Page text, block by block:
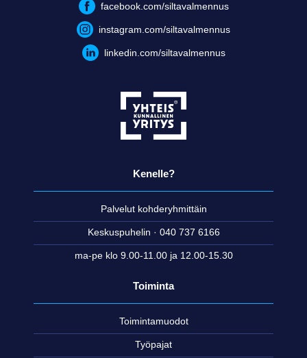
facebook.com/siltavalmennus
instagram.com/siltavalmennus
linkedin.com/siltavalmennus
Kenelle?
Palvelut kohderyhmittäin
Keskuspuhelin · 040 737 6166
ma-pe klo 9.00-11.00 ja 12.00-15.30
Toiminta
Toimintamuodot
Työpajat